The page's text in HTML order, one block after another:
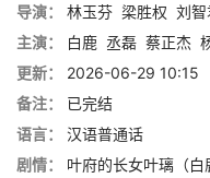
导演： 林玉芬 梁胜权 刘智
主演：
白鹿 丞磊 蔡正杰
更新：
2026-06-29 10:15
备注：
已完结
语言：
汉语普通话
剧情：
叶府的长女叶璃（